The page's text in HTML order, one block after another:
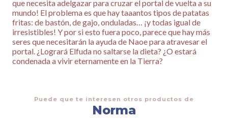
que necesita adelgazar para cruzar el portal de vuelta a su
mundo! El problema es que hay taaantos tipos de patatas
fritas: de bastón, de gajo, onduladas… ¡y todas igual de
irresistibles! Y por si esto fuera poco, parece que hay más
seres que necesitarán la ayuda de Naoe para atravesar el
portal. ¿Logrará Elfuda no saltarse la dieta? ¿O estará
condenada a vivir eternamente en la Tierra?
Puede que te interesen otros productos de
Norma